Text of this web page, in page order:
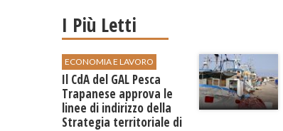
I Più Letti
ECONOMIA E LAVORO
Il CdA del GAL Pesca
Trapanese approva le
linee di indirizzo della
Strategia territoriale di